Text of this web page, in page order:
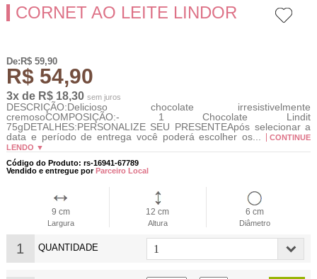
CORNET AO LEITE LINDOR
De:R$ 59,90
R$ 54,90
3x de R$ 18,30 sem juros
DESCRIÇÃO:Delicioso chocolate irresistivelmente
cremosoCOMPOSIÇÃO:- 1 Chocolate Lindit
75gDETALHES:PERSONALIZE SEU PRESENTEApós selecionar a
data e período de entrega você poderá escolher os... CONTINUE
LENDO ▼
Código do Produto: rs-16941-67789
Vendido e entregue porParceiro Local
9 cm
Largura
12 cm
Altura
6 cm
Diâmetro
1 QUANTIDADE